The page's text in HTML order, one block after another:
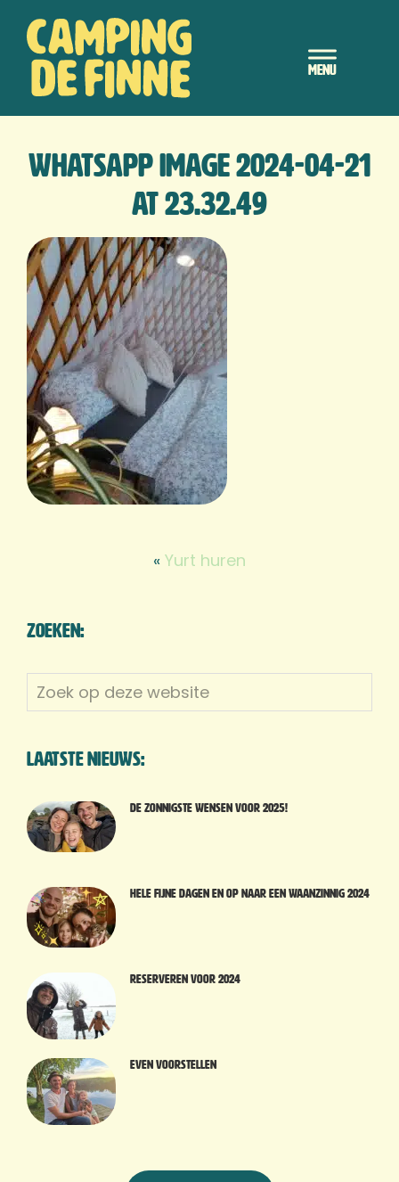
naar
de
hoofd
Camping de Finne
Header
WhatsApp Image 2024-04-21
at 23.32.49
« Yurt huren
Zoeken:
Zoek
op
website
Laatste nieuws:
De zonnigste wensen voor 2025!
Hele fijne dagen en op naar een waanzinnig 2024
Reserveren voor 2024
Even voorstellen